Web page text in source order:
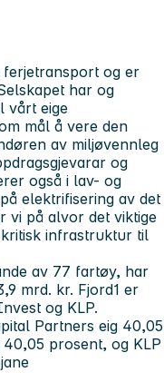
ferjetransport og er
har og
vårt eige
mål å vere den
av miljøvennleg
og
også i lav- og
elektrifisering av det
vi på alvor det viktige
infrastruktur til
av 77 fartøy, har
mrd. kr. Fjord1 er
og KLP.
Partners eig 40,05
prosent, og KLP